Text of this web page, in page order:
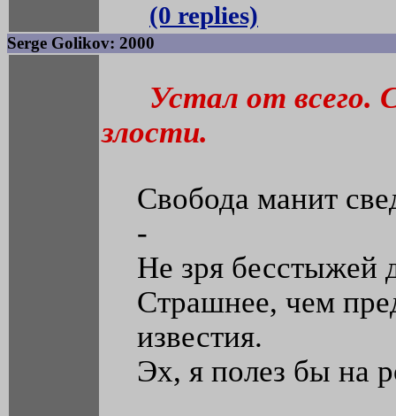
(0 replies)
Serge Golikov: 2000
Устал от всего.
злости.
Свобода манит
-
Не зря бесстыжей
Страшнее, чем
известия.
Эх, я полез бы на